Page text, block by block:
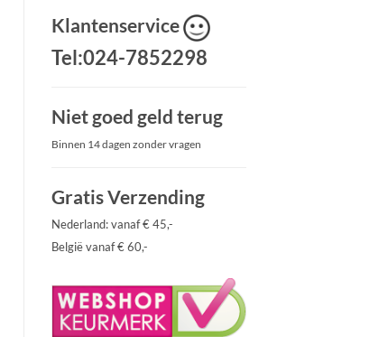
Klantenservice
Tel:024-7852298
Niet goed geld terug
Binnen 14 dagen zonder vragen
Gratis Verzending
Nederland: vanaf € 45,-
België vanaf € 60,-